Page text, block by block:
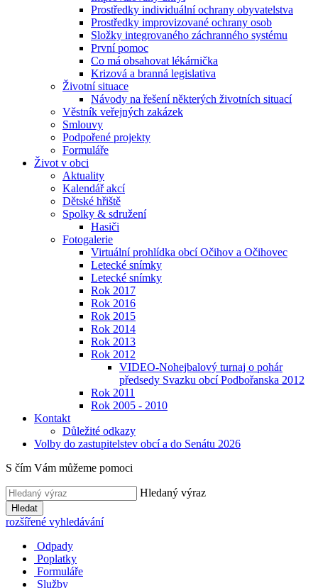
Prostředky individuální ochrany obyvatelstva
Prostředky improvizované ochrany osob
Složky integrovaného záchranného systému
První pomoc
Co má obsahovat lékárnička
Krizová a branná legislativa
Životní situace
Návody na řešení některých životních situací
Věstník veřejných zakázek
Smlouvy
Podpořené projekty
Formuláře
Život v obci
Aktuality
Kalendář akcí
Dětské hřiště
Spolky & sdružení
Hasiči
Fotogalerie
Virtuální prohlídka obcí Očihov a Očihovec
Letecké snímky
Letecké snímky
Rok 2017
Rok 2016
Rok 2015
Rok 2014
Rok 2013
Rok 2012
VIDEO-Nohejbalový turnaj o pohár
předsedy Svazku obcí Podbořanska 2012
Rok 2011
Rok 2005 - 2010
Kontakt
Důležité odkazy
Volby do zastupitelstev obcí a do Senátu 2026
S čím Vám můžeme pomoci
Hledaný výraz
Hledat
rozšířené vyhledávání
Odpady
Poplatky
Formuláře
Služby